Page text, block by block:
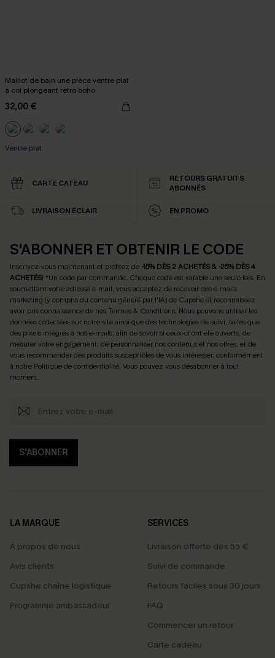
Maillot de bain une pièce ventre plat
à col plongeant rétro boho
32,00 €
Ventre plat
CARTE CATEAU
RETOURS GRATUITS
ABONNÉS
LIVRAISON ÉCLAIR EN PROMO
S'ABONNER ET OBTENIR LE CODE
Inscrivez-vous maintenant et profitez de -15% DÈS 2 ACHETÉS & -25% DÈS 4
ACHETÉS! *Un code par commande. Chaque code est valable une seule fois. En
soumettant votre adresse e-mail, vous acceptez de recevoir des e-mails
marketing (y compris du contenu généré par l'IA) de Cupshe et reconnaissez
avoir pris connaissance de nosTermes & Conditions. Nous pouvons utiliser les
données collectées sur notre site ainsi que des technologies de suivi, telles que
des pixels intégrés à nos e-mails, afin de savoir si ceux-ci ont été ouverts, de
mesurer votre engagement, de personnaliser nos contenus et nos offres, et de
vous recommander des produits susceptibles de vous intéresser, conformément
à notre Politique de confidentialité. Vous pouvez vous désabonner à tout
moment.
S'ABONNER
LA MARQUE
À propos de nous
Avis clients
Cupshe chaîne logistique
Programme ambassadeur
SERVICES
Livraison offerte dès 55 €
Suivi de commande
Retours faciles sous 30 jours
FAQ
Commencer un retour
Carte cadeau